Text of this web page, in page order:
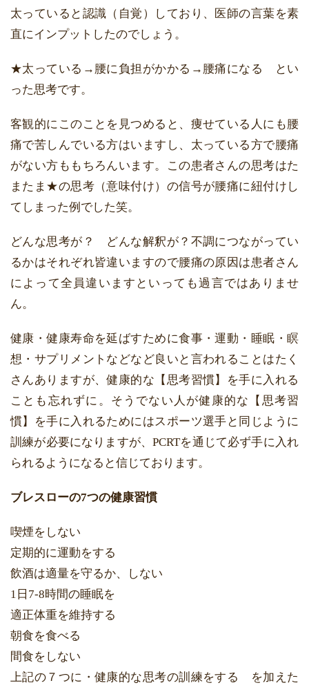
太っていると認識（自覚）しており、医師の言葉を素
直にインプットしたのでしょう。
★太っている→腰に負担がかかる→腰痛になる とい
った思考です。
客観的にこのことを見つめると、痩せている人にも腰
痛で苦しんでいる方はいますし、太っている方で腰痛
がない方ももちろんいます。この患者さんの思考はた
またま★の思考（意味付け）の信号が腰痛に紐付けし
てしまった例でした笑。
どんな思考が？ どんな解釈が？不調につながってい
るかはそれぞれ皆違いますので腰痛の原因は患者さん
によって全員違いますといっても過言ではありませ
ん。
健康・健康寿命を延ばすために食事・運動・睡眠・瞑
想・サプリメントなどなど良いと言われることはたく
さんありますが、健康的な【思考習慣】を手に入れる
ことも忘れずに。そうでない人が健康的な【思考習
慣】を手に入れるためにはスポーツ選手と同じように
訓練が必要になりますが、PCRTを通じて必ず手に入れ
られるようになると信じております。
ブレスローの7つの健康習慣
喫煙をしない
定期的に運動をする
飲酒は適量を守るか、しない
1日7-8時間の睡眠を
適正体重を維持する
朝食を食べる
間食をしない
上記の７つに・健康的な思考の訓練をする を加えた